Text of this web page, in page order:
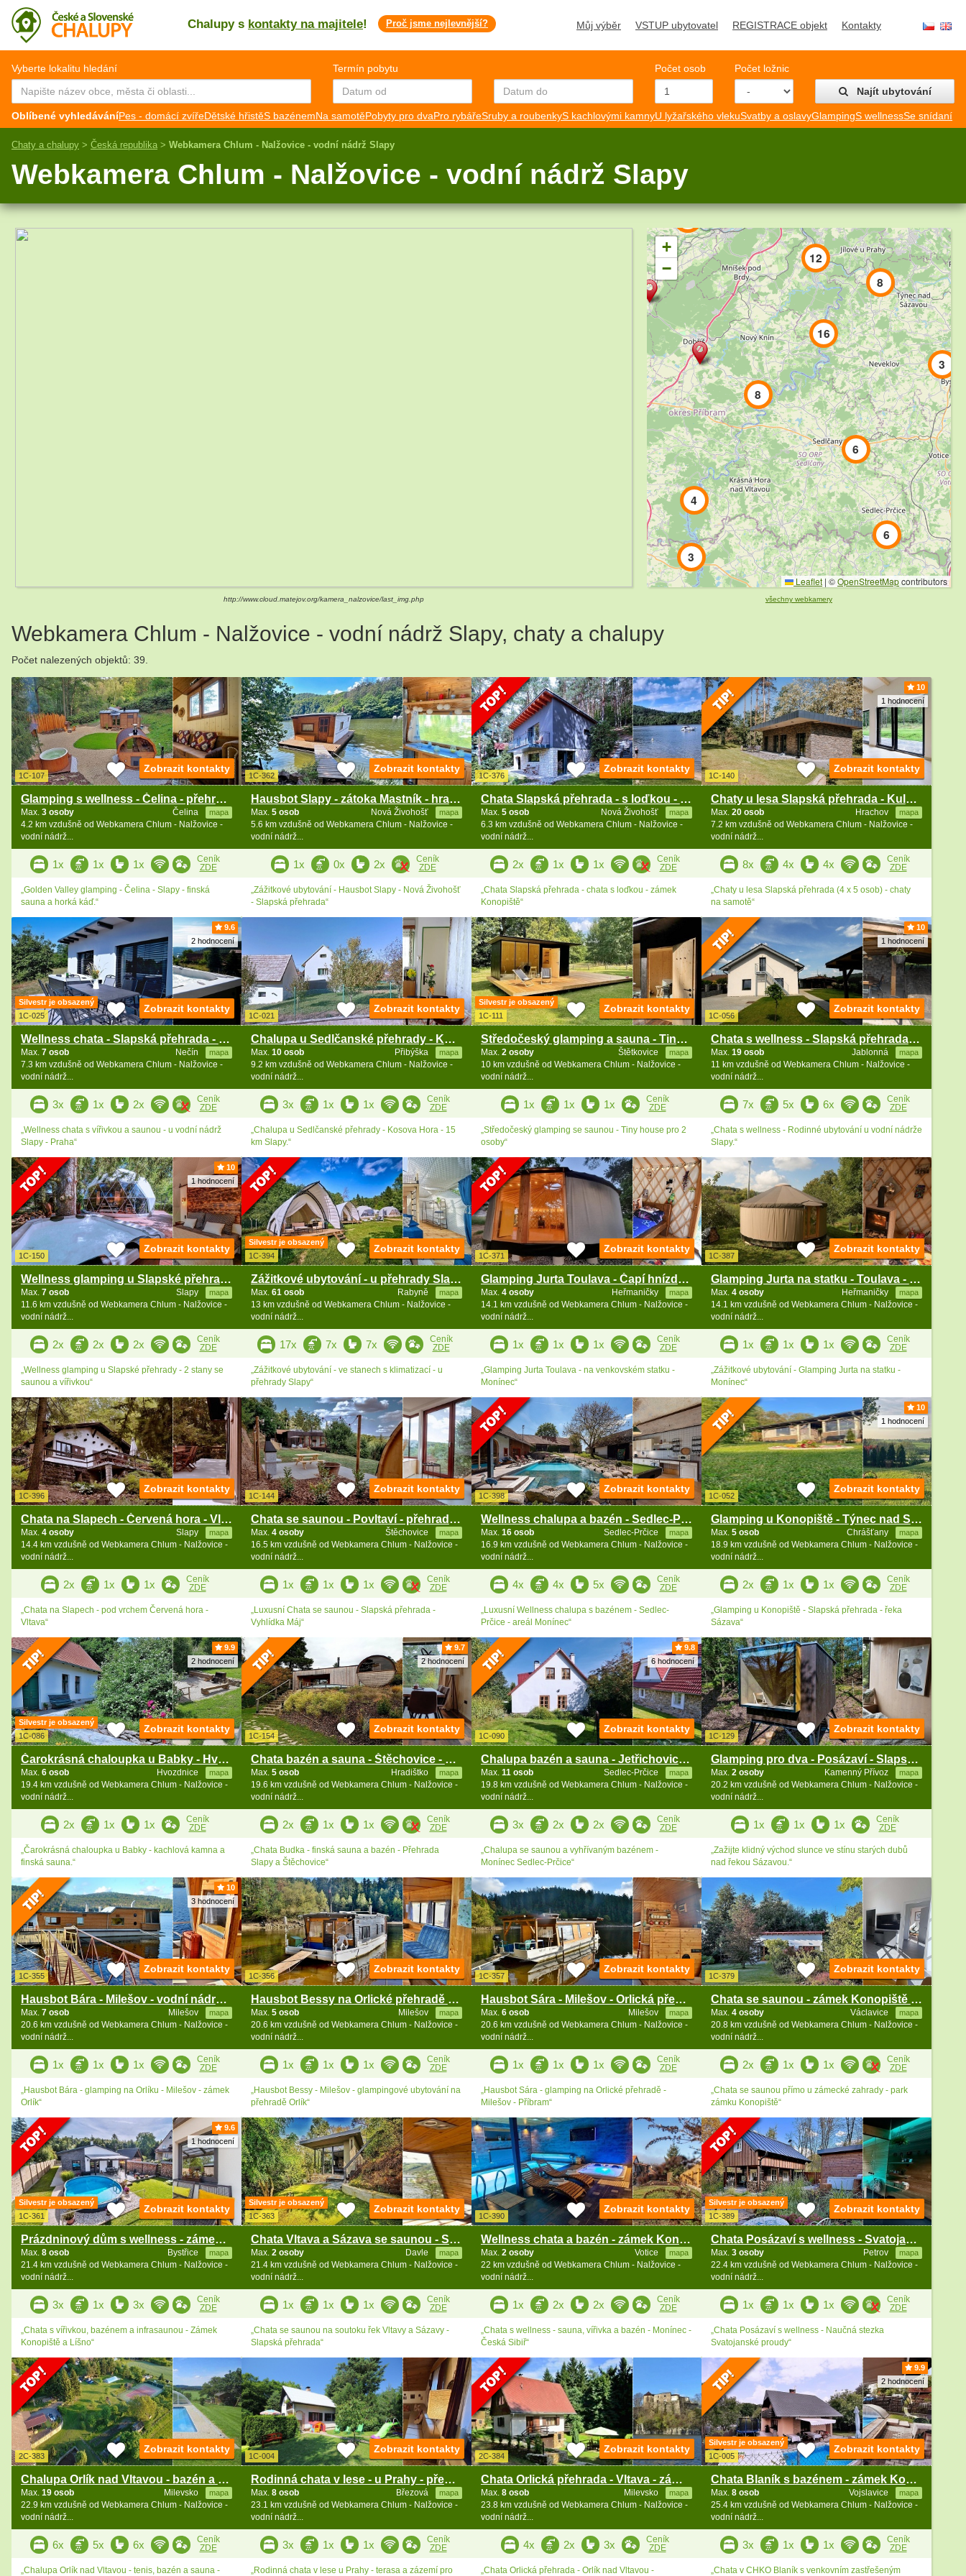
Chalupy s kontakty na majitele! Proč jsme nejlevnější? Můj výběr VSTUP ubytovatel REGISTRACE objekt Kontakty
CZ EN
Vyberte lokalitu hledání Termín pobytu Počet osob
Počet ložnic
Najít ubytování
Oblíbené vyhledáváníPes - domácí zvířeDětské hřistěS bazénemNa samotěPobyty pro dvaPro rybářeSruby a roubenkyS kachlovými kamnyU lyžařského vlekuSvatby a oslavyGlampingS wellnessSe snídaní
Chaty a chalupy > Česká republika > Webkamera Chlum - Nalžovice - vodní nádrž Slapy
Webkamera Chlum - Nalžovice - vodní nádrž Slapy
http://www.cloud.matejov.org/kamera_nalzovice/last_img.php
11
10
8
3
2
10
14
4
2
7
2
2
3
3
6
16
6
4
8
8
12
+
−
Leaflet | ©OpenStreetMapcontributors
všechny webkamery
Webkamera Chlum - Nalžovice - vodní nádrž Slapy, chaty a chalupy
Počet nalezených objektů: 39.
1C-107
Glamping s wellness - Čelina - přehrada Slapy
Čelina mapa
Max. 3 osoby
4.2 km vzdušně od Webkamera Chlum - Nalžovice -
vodní nádrž...
Zobrazit kontakty
1x 1x 1x
Ceník
ZDE
„Golden Valley glamping - Čelina - Slapy - finská
sauna a horká káď.“
1C-362
Hausbot Slapy - zátoka Mastník - hrad Ostromeč
Nová Živohošť mapa
Max. 5 osob
5.6 km vzdušně od Webkamera Chlum - Nalžovice -
vodní nádrž...
Zobrazit kontakty
1x 0x 2x
Ceník
ZDE
„Zážitkové ubytování - Hausbot Slapy - Nová Živohošť
- Slapská přehrada“
1C-376
Chata Slapská přehrada - s loďkou - Nahoruby
Nová Živohošť mapa
Max. 5 osob
6.3 km vzdušně od Webkamera Chlum - Nalžovice -
vodní nádrž...
Zobrazit kontakty
2x 1x 1x
Ceník
ZDE
„Chata Slapská přehrada - chata s loďkou - zámek
Konopiště“
10
1 hodnocení
1C-140
Chaty u lesa Slapská přehrada - Kulajův lom
Hrachov mapa
Max. 20 osob
7.2 km vzdušně od Webkamera Chlum - Nalžovice -
vodní nádrž...
Zobrazit kontakty
8x 4x 4x
Ceník
ZDE
„Chaty u lesa Slapská přehrada (4 x 5 osob) - chaty
na samotě“
9.6
2 hodnocení
Silvestr je obsazený
1C-025
Wellness chata - Slapská přehrada - Hříměždický lom
Nečín mapa
Max. 7 osob
7.3 km vzdušně od Webkamera Chlum - Nalžovice -
vodní nádrž...
Zobrazit kontakty
3x 1x 2x
Ceník
ZDE
„Wellness chata s vířivkou a saunou - u vodní nádrž
Slapy - Praha“
1C-021
Chalupa u Sedlčanské přehrady - Kosova Hora
Přibýška mapa
Max. 10 osob
9.2 km vzdušně od Webkamera Chlum - Nalžovice -
vodní nádrž...
Zobrazit kontakty
3x 1x 1x
Ceník
ZDE
„Chalupa u Sedlčanské přehrady - Kosova Hora - 15
km Slapy.“
Silvestr je obsazený
1C-111
Středočeský glamping a sauna - Tiny house Sedlčany
Štětkovice mapa
Max. 2 osoby
10 km vzdušně od Webkamera Chlum - Nalžovice -
vodní nádrž...
Zobrazit kontakty
1x 1x 1x
Ceník
ZDE
„Středočeský glamping se saunou - Tiny house pro 2
osoby“
10
1 hodnocení
1C-056
Chata s wellness - Slapská přehrada - Měřín
Jablonná mapa
Max. 19 osob
11 km vzdušně od Webkamera Chlum - Nalžovice -
vodní nádrž...
Zobrazit kontakty
7x 5x 6x
Ceník
ZDE
„Chata s wellness - Rodinné ubytování u vodní nádrže
Slapy.“
10
1 hodnocení
1C-150
Wellness glamping u Slapské přehrady - Ždáň
Slapy mapa
Max. 7 osob
11.6 km vzdušně od Webkamera Chlum - Nalžovice -
vodní nádrž...
Zobrazit kontakty
2x 2x 2x
Ceník
ZDE
„Wellness glamping u Slapské přehrady - 2 stany se
saunou a vířivkou“
Silvestr je obsazený
1C-394
Zážitkové ubytování - u přehrady Slapy nad Vltavou
Rabyně mapa
Max. 61 osob
13 km vzdušně od Webkamera Chlum - Nalžovice -
vodní nádrž...
Zobrazit kontakty
17x 7x 7x
Ceník
ZDE
„Zážitkové ubytování - ve stanech s klimatizací - u
přehrady Slapy“
1C-371
Glamping Jurta Toulava - Čapí hnízdo - Monínec
Heřmaničky mapa
Max. 4 osoby
14.1 km vzdušně od Webkamera Chlum - Nalžovice -
vodní nádrž...
Zobrazit kontakty
1x 1x 1x
Ceník
ZDE
„Glamping Jurta Toulava - na venkovském statku -
Monínec“
1C-387
Glamping Jurta na statku - Toulava - Monínec
Heřmaničky mapa
Max. 4 osoby
14.1 km vzdušně od Webkamera Chlum - Nalžovice -
vodní nádrž...
Zobrazit kontakty
1x 1x 1x
Ceník
ZDE
„Zážitkové ubytování - Glamping Jurta na statku -
Monínec“
1C-396
Chata na Slapech - Červená hora - Vltava
Slapy mapa
Max. 4 osoby
14.4 km vzdušně od Webkamera Chlum - Nalžovice -
vodní nádrž...
Zobrazit kontakty
2x 1x 1x
Ceník
ZDE
„Chata na Slapech - pod vrchem Červená hora -
Vltava“
1C-144
Chata se saunou - Povltaví - přehrada Slapy
Štěchovice mapa
Max. 4 osoby
16.5 km vzdušně od Webkamera Chlum - Nalžovice -
vodní nádrž...
Zobrazit kontakty
1x 1x 1x
Ceník
ZDE
„Luxusní Chata se saunou - Slapská přehrada -
Vyhlídka Máj“
1C-398
Wellness chalupa a bazén - Sedlec-Prčice - Monínec
Sedlec-Prčice mapa
Max. 16 osob
16.9 km vzdušně od Webkamera Chlum - Nalžovice -
vodní nádrž...
Zobrazit kontakty
4x 4x 5x
Ceník
ZDE
„Luxusní Wellness chalupa s bazénem - Sedlec-
Prčice - areál Monínec“
10
1 hodnocení
1C-052
Glamping u Konopiště - Týnec nad Sázavou - Slapy
Chrášťany mapa
Max. 5 osob
18.9 km vzdušně od Webkamera Chlum - Nalžovice -
vodní nádrž...
Zobrazit kontakty
2x 1x 1x
Ceník
ZDE
„Glamping u Konopiště - Slapská přehrada - řeka
Sázava“
9.9
2 hodnocení
Silvestr je obsazený
1C-086
Čarokrásná chaloupka u Babky - Hvozdnice
Hvozdnice mapa
Max. 6 osob
19.4 km vzdušně od Webkamera Chlum - Nalžovice -
vodní nádrž...
Zobrazit kontakty
2x 1x 1x
Ceník
ZDE
„Čarokrásná chaloupka u Babky - kachlová kamna a
finská sauna.“
9.7
2 hodnocení
1C-154
Chata bazén a sauna - Štěchovice - Slapy
Hradištko mapa
Max. 5 osob
19.6 km vzdušně od Webkamera Chlum - Nalžovice -
vodní nádrž...
Zobrazit kontakty
2x 1x 1x
Ceník
ZDE
„Chata Budka - finská sauna a bazén - Přehrada
Slapy a Štěchovice“
9.8
6 hodnocení
1C-090
Chalupa bazén a sauna - Jetřichovice - Monínec
Sedlec-Prčice mapa
Max. 11 osob
19.8 km vzdušně od Webkamera Chlum - Nalžovice -
vodní nádrž...
Zobrazit kontakty
3x 2x 2x
Ceník
ZDE
„Chalupa se saunou a vyhřívaným bazénem -
Monínec Sedlec-Prčice“
1C-129
Glamping pro dva - Posázaví - Slapská přehrada
Kamenný Přívoz mapa
Max. 2 osoby
20.2 km vzdušně od Webkamera Chlum - Nalžovice -
vodní nádrž...
Zobrazit kontakty
1x 1x 1x
Ceník
ZDE
„Zažijte klidný východ slunce ve stínu starých dubů
nad řekou Sázavou.“
10
3 hodnocení
1C-355
Hausbot Bára - Milešov - vodní nádrž Orlík
Milešov mapa
Max. 7 osob
20.6 km vzdušně od Webkamera Chlum - Nalžovice -
vodní nádrž...
Zobrazit kontakty
1x 1x 1x
Ceník
ZDE
„Hausbot Bára - glamping na Orlíku - Milešov - zámek
Orlík“
1C-356
Hausbot Bessy na Orlické přehradě - Milešov
Milešov mapa
Max. 5 osob
20.6 km vzdušně od Webkamera Chlum - Nalžovice -
vodní nádrž...
Zobrazit kontakty
1x 1x 1x
Ceník
ZDE
„Hausbot Bessy - Milešov - glampingové ubytování na
přehradě Orlík“
1C-357
Hausbot Sára - Milešov - Orlická přehrada
Milešov mapa
Max. 6 osob
20.6 km vzdušně od Webkamera Chlum - Nalžovice -
vodní nádrž...
Zobrazit kontakty
1x 1x 1x
Ceník
ZDE
„Hausbot Sára - glamping na Orlické přehradě -
Milešov - Příbram“
1C-379
Chata se saunou - zámek Konopiště - Benešov
Václavice mapa
Max. 4 osoby
20.8 km vzdušně od Webkamera Chlum - Nalžovice -
vodní nádrž...
Zobrazit kontakty
2x 1x 1x
Ceník
ZDE
„Chata se saunou přímo u zámecké zahrady - park
zámku Konopiště“
9.6
1 hodnocení
Silvestr je obsazený
1C-361
Prázdninový dům s wellness - zámek Konopiště
Bystřice mapa
Max. 8 osob
21.4 km vzdušně od Webkamera Chlum - Nalžovice -
vodní nádrž...
Zobrazit kontakty
3x 1x 3x
Ceník
ZDE
„Chata s vířivkou, bazénem a infrasaunou - Zámek
Konopiště a Líšno“
Silvestr je obsazený
1C-363
Chata Vltava a Sázava se saunou - Slapy - Oleško
Davle mapa
Max. 2 osoby
21.4 km vzdušně od Webkamera Chlum - Nalžovice -
vodní nádrž...
Zobrazit kontakty
1x 1x 1x
Ceník
ZDE
„Chata se saunou na soutoku řek Vltavy a Sázavy -
Slapská přehrada“
1C-390
Wellness chata a bazén - zámek Konopiště - Blaník
Votice mapa
Max. 2 osoby
22 km vzdušně od Webkamera Chlum - Nalžovice -
vodní nádrž...
Zobrazit kontakty
1x 2x 2x
Ceník
ZDE
„Chata s wellness - sauna, vířivka a bazén - Monínec -
Česká Sibiř“
Silvestr je obsazený
1C-389
Chata Posázaví s wellness - Svatojanské proudy
Petrov mapa
Max. 3 osoby
22.4 km vzdušně od Webkamera Chlum - Nalžovice -
vodní nádrž...
Zobrazit kontakty
1x 1x 1x
Ceník
ZDE
„Chata Posázaví s wellness - Naučná stezka
Svatojanské proudy“
2C-383
Chalupa Orlík nad Vltavou - bazén a sauna
Milevsko mapa
Max. 19 osob
22.9 km vzdušně od Webkamera Chlum - Nalžovice -
vodní nádrž...
Zobrazit kontakty
6x 5x 6x
Ceník
ZDE
„Chalupa Orlík nad Vltavou - tenis, bazén a sauna -
1C-004
Rodinná chata v lese - u Prahy - přehrada Vrané
Březová mapa
Max. 8 osob
23.1 km vzdušně od Webkamera Chlum - Nalžovice -
vodní nádrž...
Zobrazit kontakty
3x 1x 1x
Ceník
ZDE
„Rodinná chata v lese u Prahy - terasa a zázemí pro
2C-384
Chata Orlická přehrada - Vltava - zámek Orlík
Milevsko mapa
Max. 8 osob
23.8 km vzdušně od Webkamera Chlum - Nalžovice -
vodní nádrž...
Zobrazit kontakty
4x 2x 3x
Ceník
ZDE
„Chata Orlická přehrada - Orlík nad Vltavou -
9.9
2 hodnocení
Silvestr je obsazený
1C-005
Chata Blaník s bazénem - zámek Konopiště
Vojslavice mapa
Max. 8 osob
25.4 km vzdušně od Webkamera Chlum - Nalžovice -
vodní nádrž...
Zobrazit kontakty
3x 1x 1x
Ceník
ZDE
„Chata v CHKO Blaník s venkovním zastřešeným